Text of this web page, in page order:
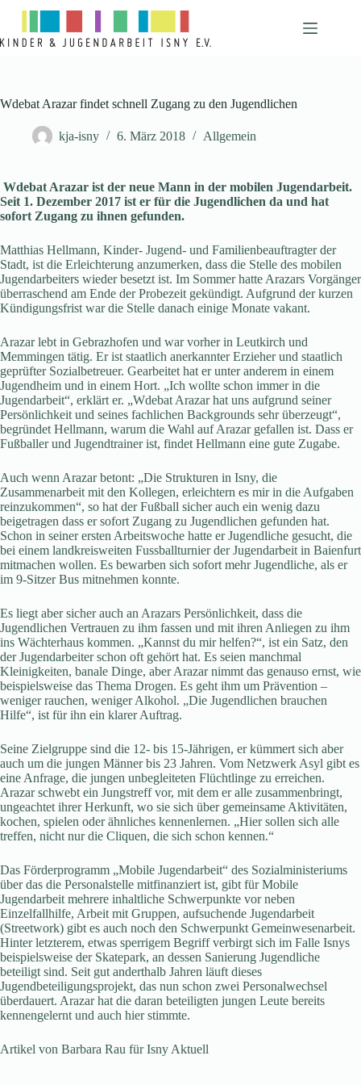
springen
Wdebat Arazar findet schnell Zugang zu den Jugendlichen
kja-isny 6. März 2018 Allgemein
Wdebat Arazar ist der neue Mann in der mobilen Jugendarbeit.
Seit 1. Dezember 2017 ist er für die Jugendlichen da und hat
sofort Zugang zu ihnen gefunden.
Matthias Hellmann, Kinder- Jugend- und Familienbeauftragter der
Stadt, ist die Erleichterung anzumerken, dass die Stelle des mobilen
Jugendarbeiters wieder besetzt ist. Im Sommer hatte Arazars Vorgänger
überraschend am Ende der Probezeit gekündigt. Aufgrund der kurzen
Kündigungsfrist war die Stelle danach einige Monate vakant.
Arazar lebt in Gebrazhofen und war vorher in Leutkirch und
Memmingen tätig. Er ist staatlich anerkannter Erzieher und staatlich
geprüfter Sozialbetreuer. Gearbeitet hat er unter anderem in einem
Jugendheim und in einem Hort. „Ich wollte schon immer in die
Jugendarbeit“, erklärt er. „Wdebat Arazar hat uns aufgrund seiner
Persönlichkeit und seines fachlichen Backgrounds sehr überzeugt“,
begründet Hellmann, warum die Wahl auf Arazar gefallen ist. Dass er
Fußballer und Jugendtrainer ist, findet Hellmann eine gute Zugabe.
Auch wenn Arazar betont: „Die Strukturen in Isny, die
Zusammenarbeit mit den Kollegen, erleichtern es mir in die Aufgaben
reinzukommen“, so hat der Fußball sicher auch ein wenig dazu
beigetragen dass er sofort Zugang zu Jugendlichen gefunden hat.
Schon in seiner ersten Arbeitswoche hatte er Jugendliche gesucht, die
bei einem landkreisweiten Fussballturnier der Jugendarbeit in Baienfurt
mitmachen wollen. Es bewarben sich sofort mehr Jugendliche, als er
im 9-Sitzer Bus mitnehmen konnte.
Es liegt aber sicher auch an Arazars Persönlichkeit, dass die
Jugendlichen Vertrauen zu ihm fassen und mit ihren Anliegen zu ihm
ins Wächterhaus kommen. „Kannst du mir helfen?“, ist ein Satz, den
der Jugendarbeiter schon oft gehört hat. Es seien manchmal
Kleinigkeiten, banale Dinge, aber Arazar nimmt das genauso ernst, wie
beispielsweise das Thema Drogen. Es geht ihm um Prävention –
weniger rauchen, weniger Alkohol. „Die Jugendlichen brauchen
Hilfe“, ist für ihn ein klarer Auftrag.
Seine Zielgruppe sind die 12- bis 15-Jährigen, er kümmert sich aber
auch um die jungen Männer bis 23 Jahren. Vom Netzwerk Asyl gibt es
eine Anfrage, die jungen unbegleiteten Flüchtlinge zu erreichen.
Arazar schwebt ein Jungstreff vor, mit dem er alle zusammenbringt,
ungeachtet ihrer Herkunft, wo sie sich über gemeinsame Aktivitäten,
kochen, spielen oder ähnliches kennenlernen. „Hier sollen sich alle
treffen, nicht nur die Cliquen, die sich schon kennen.“
Das Förderprogramm „Mobile Jugendarbeit“ des Sozialministeriums
über das die Personalstelle mitfinanziert ist, gibt für Mobile
Jugendarbeit mehrere inhaltliche Schwerpunkte vor neben
Einzelfallhilfe, Arbeit mit Gruppen, aufsuchende Jugendarbeit
(Streetwork) gibt es auch noch den Schwerpunkt Gemeinwesenarbeit.
Hinter letzterem, etwas sperrigem Begriff verbirgt sich im Falle Isnys
beispielsweise der Skatepark, an dessen Sanierung Jugendliche
beteiligt sind. Seit gut anderthalb Jahren läuft dieses
Jugendbeteiligungsprojekt, das nun schon zwei Personalwechsel
überdauert. Arazar hat die daran beteiligten jungen Leute bereits
kennengelernt und auch hier stimmte.
Artikel von Barbara Rau für Isny Aktuell